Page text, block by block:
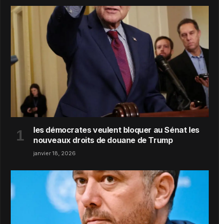
les démocrates veulent bloquer au Sénat les
nouveaux droits de douane de Trump
janvier 18, 2026